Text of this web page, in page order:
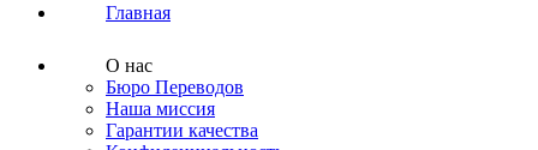
Главная
О нас
Бюро Переводов
Наша миссия
Гарантии качества